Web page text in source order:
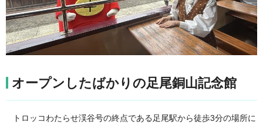
オープンしたばかりの足尾銅山記念館
トロッコわたらせ渓谷号の終点である足尾駅から徒歩3分の場所に